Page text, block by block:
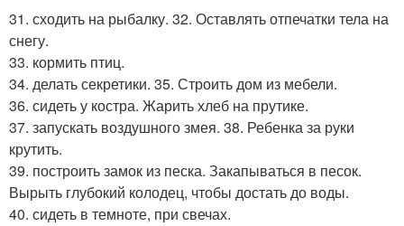
31. сходить на рыбалку. 32. Оставлять отпечатки тела на
снегу.
33. кормить птиц.
34. делать секретики. 35. Строить дом из мебели.
36. сидеть у костра. Жарить хлеб на прутике.
37. запускать воздушного змея. 38. Ребенка за руки
крутить.
39. построить замок из песка. Закапываться в песок.
Вырыть глубокий колодец, чтобы достать до воды.
40. сидеть в темноте, при свечах.